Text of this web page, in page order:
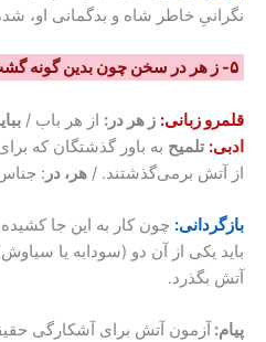
نگرانیِ خاطر شاه و بدگمانی او،
۵- ز هر در سخن چون بدین گونه گشت / بر آتش یکی را بباید گذشت
قلمرو زبانی: ز هر در: از هر باب /
ادبی: تلمیح به باور گذشتگان که
از آتش برمی‌گذشتند. / هر، در :
بازگردانی: چون کار به این جا کشیده
باید یکی از آن دو (سودابه یا
آتش بگذرد.
پیام: آزمون آتش برای آشکارگی